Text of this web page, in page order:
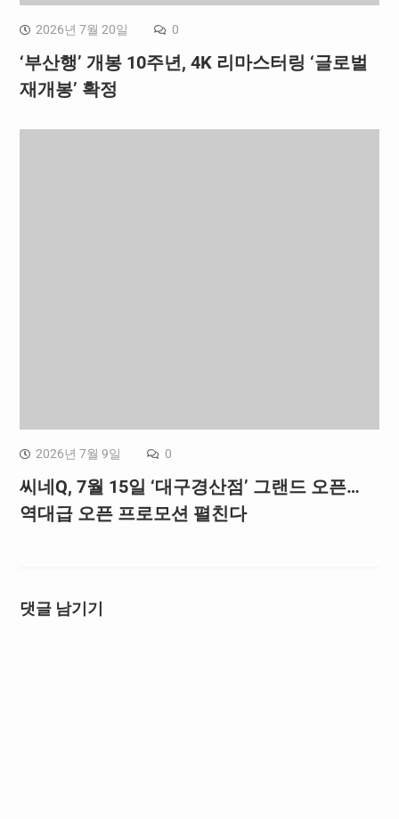
2026년 7월 20일 0
‘부산행’ 개봉 10주년, 4K 리마스터링 ‘글로벌
재개봉’ 확정
2026년 7월 9일 0
씨네Q, 7월 15일 ‘대구경산점’ 그랜드 오픈…
역대급 오픈 프로모션 펼친다
댓글 남기기